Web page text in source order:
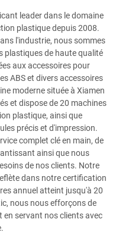
leader dans le domaine
plastique depuis 2008.
l'industrie, nous sommes
plastiques de haute qualité
aux accessoires pour
ABS et divers accessoires
moderne située à Xiamen
et dispose de 20 machines
plastique, ainsi que
précis et d'impression.
complet clé en main, de
ainsi que nous
de nos clients. Notre
dans notre certification
annuel atteint jusqu'à 20
nous nous efforçons de
servant nos clients avec